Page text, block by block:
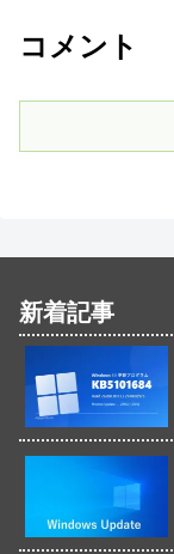
コメント
新着記事